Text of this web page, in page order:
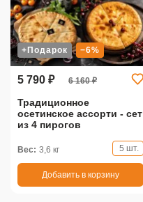
+Подарок −6%
5 790 ₽ 6 160 ₽
Традиционное
осетинское ассорти - сет
из 4 пирогов
Вес: 3,6 кг 5 шт.
Добавить в корзину